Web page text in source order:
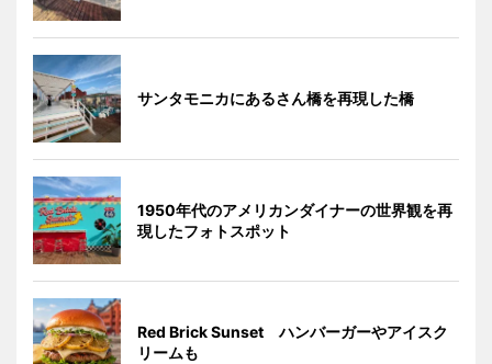
サンタモニカにあるさん橋を再現した橋
1950年代のアメリカンダイナーの世界観を再
現したフォトスポット
Red Brick Sunset ハンバーガーやアイスク
リームも